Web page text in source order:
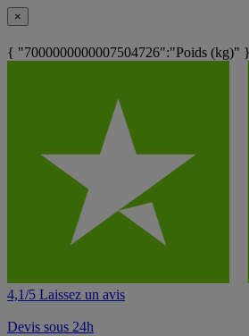
×
{ "7000000000007504726":"Poids (kg)" }
4,1/5 Laissez un avis
Devis sous 24h